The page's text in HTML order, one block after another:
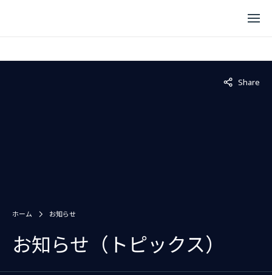
ホーム お知らせ
お知らせ（トピックス）
Share
Not